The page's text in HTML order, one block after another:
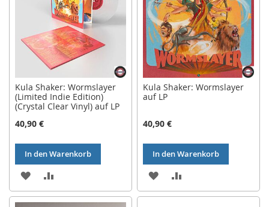
Kula Shaker: Wormslayer
(Limited Indie Edition)
(Crystal Clear Vinyl) auf LP
40,90 €
In den Warenkorb
ZUR
WUNSCHLISTE
VERGLEICHSLISTE
Kula Shaker: Wormslayer
auf LP
40,90 €
In den Warenkorb
ZUR
WUNSCHLISTE
VERGLEICHSLISTE